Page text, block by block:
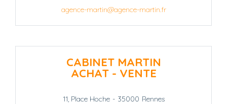
agence-martin@agence-martin.fr
CABINET MARTIN
ACHAT - VENTE
11, Place Hoche - 35000 Rennes